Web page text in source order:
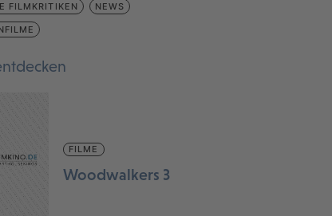
FILMKRITIKEN NEWS
FILME
Woodwalkers 3